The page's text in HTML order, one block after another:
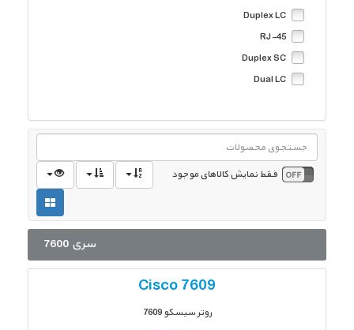
550 متر
Duplex LC
RJ-45
Duplex SC
Dual LC
فقط نمایش کالاهای موجود
سری 7600
Cisco 7609
روتر سیسکو 7609